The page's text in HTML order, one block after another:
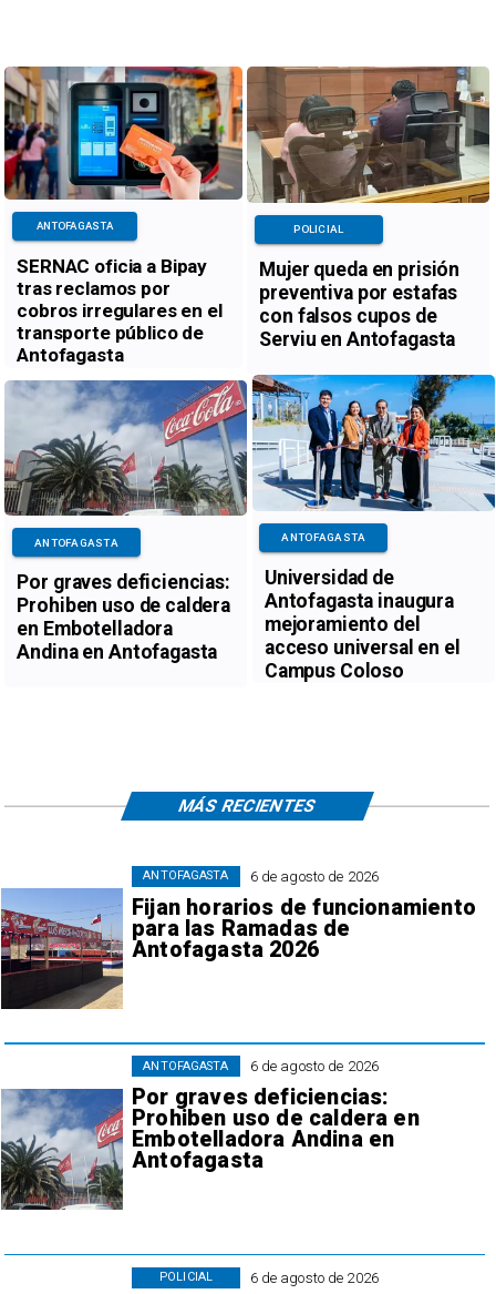
SERNAC oficia a Bipay
tras reclamos por
cobros irregulares en el
transporte público de
Antofagasta
ANTOFAGASTA
Mujer queda en prisión
preventiva por estafas
con falsos cupos de
Serviu en Antofagasta
POLICIAL
Por graves deficiencias:
Prohiben uso de caldera
en Embotelladora
Andina en Antofagasta
ANTOFAGASTA
Universidad de
Antofagasta inaugura
mejoramiento del
acceso universal en el
Campus Coloso
ANTOFAGASTA
6 de agosto de 2026
Fijan horarios de funcionamiento
para las Ramadas de
Antofagasta 2026
ANTOFAGASTA
6 de agosto de 2026
Por graves deficiencias:
Prohiben uso de caldera en
Embotelladora Andina en
Antofagasta
ANTOFAGASTA
6 de agosto de 2026
POLICIAL
MÁS RECIENTES